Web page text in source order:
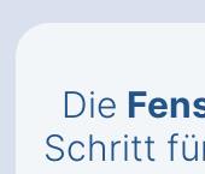
Die
Schritt